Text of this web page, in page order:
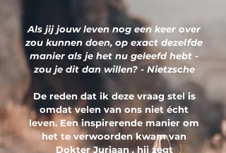
Als jij jouw leven nog een keer over
zou kunnen doen, op exact dezelfde
manier als je het nu geleefd hebt -
zou je dit dan willen? - Nietzsche
De reden dat ik deze vraag stel is
omdat velen van ons niet écht
leven. Een inspirerende manier om
het te verwoorden kwam van
Dokter Juriaan,hij zegt